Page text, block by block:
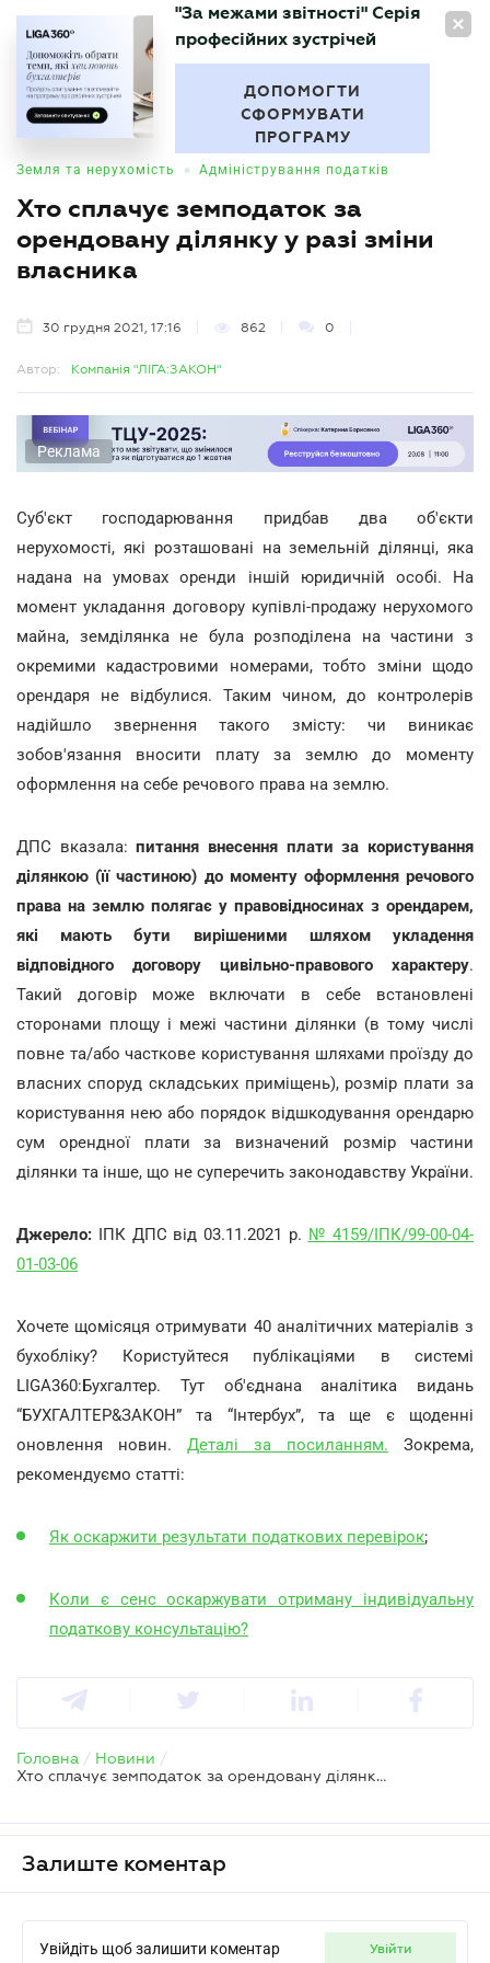
UA
БУХГАЛТЕР
"За межами звітності" Серія
професійних зустрічей
ДОПОМОГТИ
СФОРМУВАТИ
ПРОГРАМУ
Земля та нерухомість • Адміністрування податків
Хто сплачує земподаток за
орендовану ділянку у разі зміни
власника
30 грудня 2021, 17:16 862 0
Автор: Компанія "ЛІГА:ЗАКОН"
Реклама
Суб'єкт господарювання придбав два об'єкти
нерухомості, які розташовані на земельній ділянці, яка
надана на умовах оренди іншій юридичній особі. На
момент укладання договору купівлі-продажу нерухомого
майна, земділянка не була розподілена на частини з
окремими кадастровими номерами, тобто зміни щодо
орендаря не відбулися. Таким чином, до контролерів
надійшло звернення такого змісту: чи виникає
зобов'язання вносити плату за землю до моменту
оформлення на себе речового права на землю.
ДПС вказала:питання внесення плати за користування
ділянкою (її частиною) до моменту оформлення речового
права на землю полягає у правовідносинах з орендарем,
які мають бути вирішеними шляхом укладення
відповідного договору цивільно-правового характеру.
Такий договір може включати в себе встановлені
сторонами площу і межі частини ділянки (в тому числі
повне та/або часткове користування шляхами проїзду до
власних споруд складських приміщень), розмір плати за
користування нею або порядок відшкодування орендарю
сум орендної плати за визначений розмір частини
ділянки та інше, що не суперечить законодавству України.
Джерело: ІПК ДПС від 03.11.2021 р. № 4159/ІПК/99-00-04-
01-03-06
Хочете щомісяця отримувати 40 аналітичних матеріалів з
бухобліку? Користуйтеся публікаціями в системі
LIGA360:Бухгалтер. Тут об'єднана аналітика видань
“БУХГАЛТЕР&ЗАКОН” та “Інтербух”, та ще є щоденні
оновлення новин. Деталі за посиланням. Зокрема,
рекомендуємо статті:
Як оскаржити результати податкових перевірок;
Коли є сенс оскаржувати отриману індивідуальну
податкову консультацію?
Головна / Новини /
Хто сплачує земподаток за орендовану ділянку у разі зміни власника
Залиште коментар
Увійдіть щоб залишити коментар увійти